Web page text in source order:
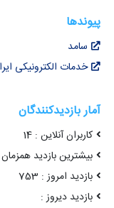
پیوندها
سامد
خدمات الکترونیکی
آمار بازدیدکنندگان
کاربران آنلاین : 14
بیشترین بازدید همزمان :
بازدید امروز : 753
بازدید دیروز :